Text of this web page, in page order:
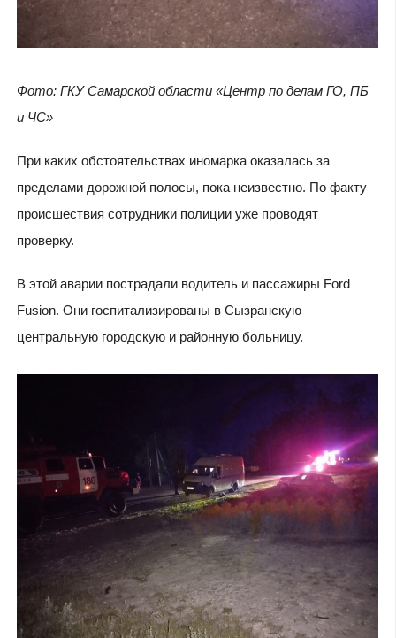
Фото: ГКУ Самарской области «Центр по делам ГО, ПБ
и ЧС»
При каких обстоятельствах иномарка оказалась за
пределами дорожной полосы, пока неизвестно. По факту
происшествия сотрудники полиции уже проводят
проверку.
В этой аварии пострадали водитель и пассажиры Ford
Fusion. Они госпитализированы в Сызранскую
центральную городскую и районную больницу.